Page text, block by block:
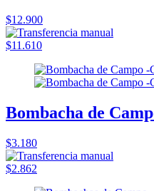
$12.900
$11.610
Bombacha de
$3.180
$2.862